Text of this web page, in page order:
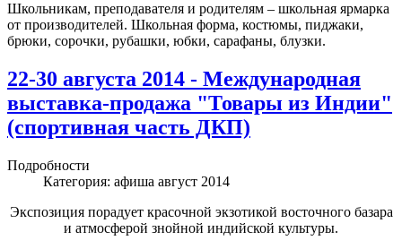
Школьникам, преподавателя и родителям – школьная ярмарка
от производителей. Школьная форма, костюмы, пиджаки,
брюки, сорочки, рубашки, юбки, сарафаны, блузки.
22-30 августа 2014 - Международная
выставка-продажа "Товары из Индии"
(спортивная часть ДКП)
Подробности
Категория: афиша август 2014
Экспозиция порадует красочной экзотикой восточного базара
и атмосферой знойной индийской культуры.